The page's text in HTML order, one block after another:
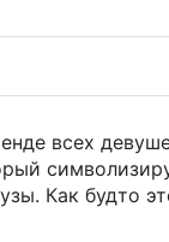
всех
Как будто